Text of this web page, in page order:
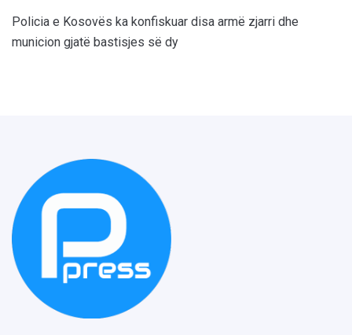
Policia e Kosovës ka konfiskuar disa armë zjarri dhe
municion gjatë bastisjes së dy